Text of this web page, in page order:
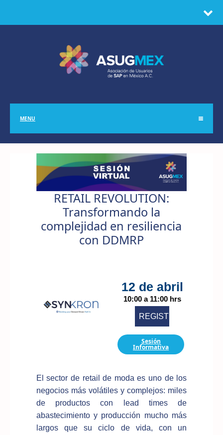
MENU
RETAIL REVOLUTION:
Transformando la
complejidad en resiliencia
con DDMRP
12 de abril
10:00 a 11:00 hrs
REGISTRARME
Sesión
Informativa
El sector de retail de moda es uno de los
negocios más volátiles y complejos: miles
de productos con lead times de
abastecimiento y producción mucho más
largos que su ciclo de vida, con un